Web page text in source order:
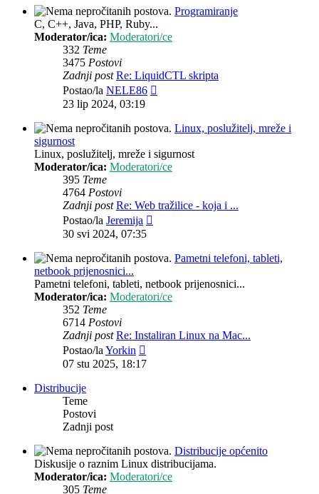
Programiranje
C, C++, Java, PHP, Ruby...
Moderator/ica: Moderatori/ce
332 Teme
3475 Postovi
Zadnji post Re: LiquidCTL skripta
Postao/la NELE86
23 lip 2024, 03:19
Linux, poslužitelj, mreže i
sigurnost
Linux, poslužitelj, mreže i sigurnost
Moderator/ica: Moderatori/ce
395 Teme
4764 Postovi
Zadnji post Re: Web tražilice - koja i ...
Postao/la Jeremija
30 svi 2024, 07:35
Pametni telefoni, tableti,
netbook prijenosnici...
Pametni telefoni, tableti, netbook prijenosnici...
Moderator/ica: Moderatori/ce
352 Teme
6714 Postovi
Zadnji post Re: Instaliran Linux na Mac...
Postao/laYorkin
post
07 stu 2025, 18:17
Distribucije
Teme
Postovi
Zadnji post
Distribucije općenito
Diskusije o raznim Linux distribucijama.
Moderator/ica: Moderatori/ce
305 Teme